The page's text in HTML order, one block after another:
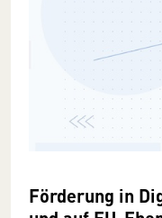
Förderung in